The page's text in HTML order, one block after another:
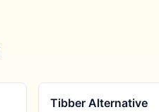
Tibber Alternative